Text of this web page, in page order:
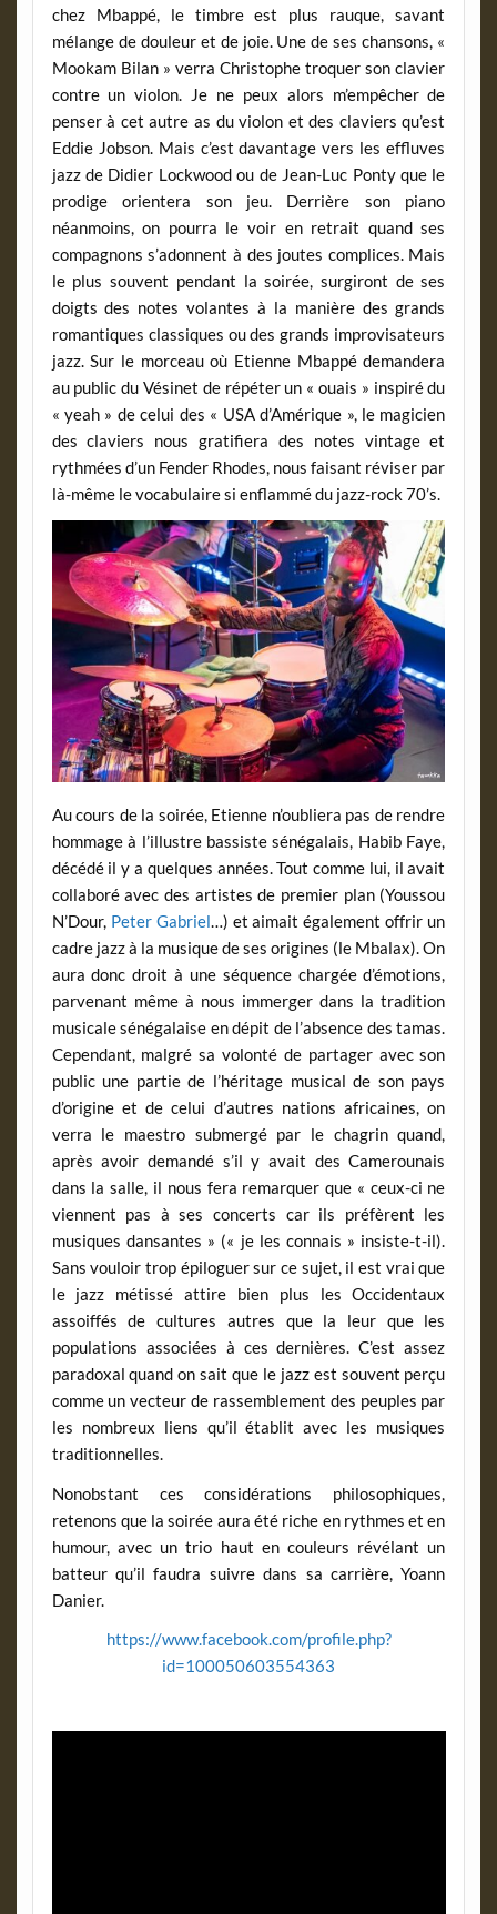
chez Mbappé, le timbre est plus rauque, savant
mélange de douleur et de joie. Une de ses chansons, «
Mookam Bilan » verra Christophe troquer son clavier
contre un violon. Je ne peux alors m’empêcher de
penser à cet autre as du violon et des claviers qu’est
Eddie Jobson. Mais c’est davantage vers les effluves
jazz de Didier Lockwood ou de Jean-Luc Ponty que le
prodige orientera son jeu. Derrière son piano
néanmoins, on pourra le voir en retrait quand ses
compagnons s’adonnent à des joutes complices. Mais
le plus souvent pendant la soirée, surgiront de ses
doigts des notes volantes à la manière des grands
romantiques classiques ou des grands improvisateurs
jazz. Sur le morceau où Etienne Mbappé demandera
au public du Vésinet de répéter un « ouais » inspiré du
« yeah » de celui des « USA d’Amérique », le magicien
des claviers nous gratifiera des notes vintage et
rythmées d’un Fender Rhodes, nous faisant réviser par
là-même le vocabulaire si enflammé du jazz-rock 70’s.
Au cours de la soirée, Etienne n’oubliera pas de rendre
hommage à l’illustre bassiste sénégalais, Habib Faye,
décédé il y a quelques années. Tout comme lui, il avait
collaboré avec des artistes de premier plan (Youssou
N’Dour, Peter Gabriel…) et aimait également offrir un
cadre jazz à la musique de ses origines (le Mbalax). On
aura donc droit à une séquence chargée d’émotions,
parvenant même à nous immerger dans la tradition
musicale sénégalaise en dépit de l’absence des tamas.
Cependant, malgré sa volonté de partager avec son
public une partie de l’héritage musical de son pays
d’origine et de celui d’autres nations africaines, on
verra le maestro submergé par le chagrin quand,
après avoir demandé s’il y avait des Camerounais
dans la salle, il nous fera remarquer que « ceux-ci ne
viennent pas à ses concerts car ils préfèrent les
musiques dansantes » (« je les connais » insiste-t-il).
Sans vouloir trop épiloguer sur ce sujet, il est vrai que
le jazz métissé attire bien plus les Occidentaux
assoiffés de cultures autres que la leur que les
populations associées à ces dernières. C’est assez
paradoxal quand on sait que le jazz est souvent perçu
comme un vecteur de rassemblement des peuples par
les nombreux liens qu’il établit avec les musiques
traditionnelles.
Nonobstant ces considérations philosophiques,
retenons que la soirée aura été riche en rythmes et en
humour, avec un trio haut en couleurs révélant un
batteur qu’il faudra suivre dans sa carrière, Yoann
Danier.
https://www.facebook.com/profile.php?
id=100050603554363